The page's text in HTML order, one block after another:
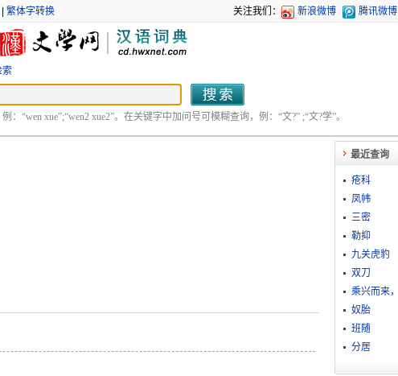
繁体字转换 关注我们： 新浪微博 腾讯微博
索
：“wen xue”;“wen2 xue2”。在关键字中加问号可模糊查询，例：“文?” ;“文?学”。
最近查询
疮科
凤帏
三密
勒抑
九关虎豹
双刀
奴胎
班随
分居